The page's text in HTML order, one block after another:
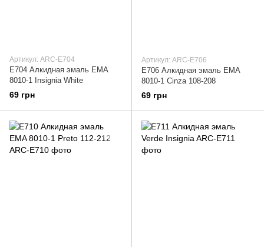
Артикул: ARC-E704
E704 Алкидная эмаль EMA
8010-1 Insignia White
69 грн
Артикул: ARC-E706
E706 Алкидная эмаль EMA
8010-1 Cinza 108-208
69 грн